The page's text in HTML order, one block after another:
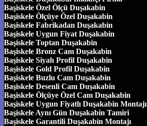
Başiskele Özel Ölçü Duşakabin
Başiskele Ölçüye Özel Duşakabin
Başiskele Fabrikadan Duşakabin
Başiskele Uygun Fiyat Duşakabin
Başiskele Toptan Duşakabin
Başiskele Bronz Cam Duşakabin
Başiskele Siyah Profil Duşakabin
Başiskele Gold Profil Duşakabin
Başiskele Buzlu Cam Duşakabin
Başiskele Desenli Cam Duşakabin
Başiskele Ölçüye Özel Cam Duşakabin
Başiskele Uygun Fiyatlı Duşakabin Montajı
Başiskele Aynı Gün Duşakabin Tamiri
Başiskele Garantili Duşakabin Montajı